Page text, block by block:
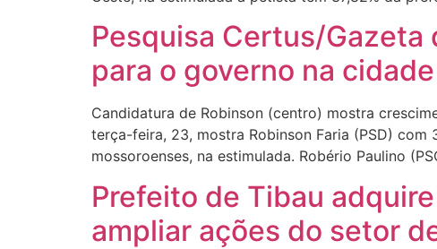
Pesquisa Certus/Gazeta
para o governo na
Candidatura de Robinson (centro) mostra
terça-feira, 23, mostra Robinson Faria (PSD)
mossoroenses, na estimulada. Robério Paulino
Prefeito de Tibau
ampliar ações do setor